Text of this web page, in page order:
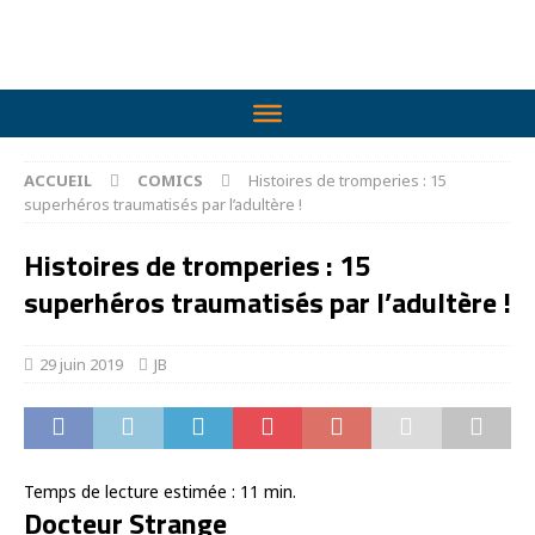
ACCUEIL COMICS
Histoires de tromperies : 15
superhéros traumatisés par l’adultère !
Histoires de tromperies : 15
superhéros traumatisés par l’adultère !
29 juin 2019 JB
Temps de lecture estimée : 11 min.
Docteur Strange